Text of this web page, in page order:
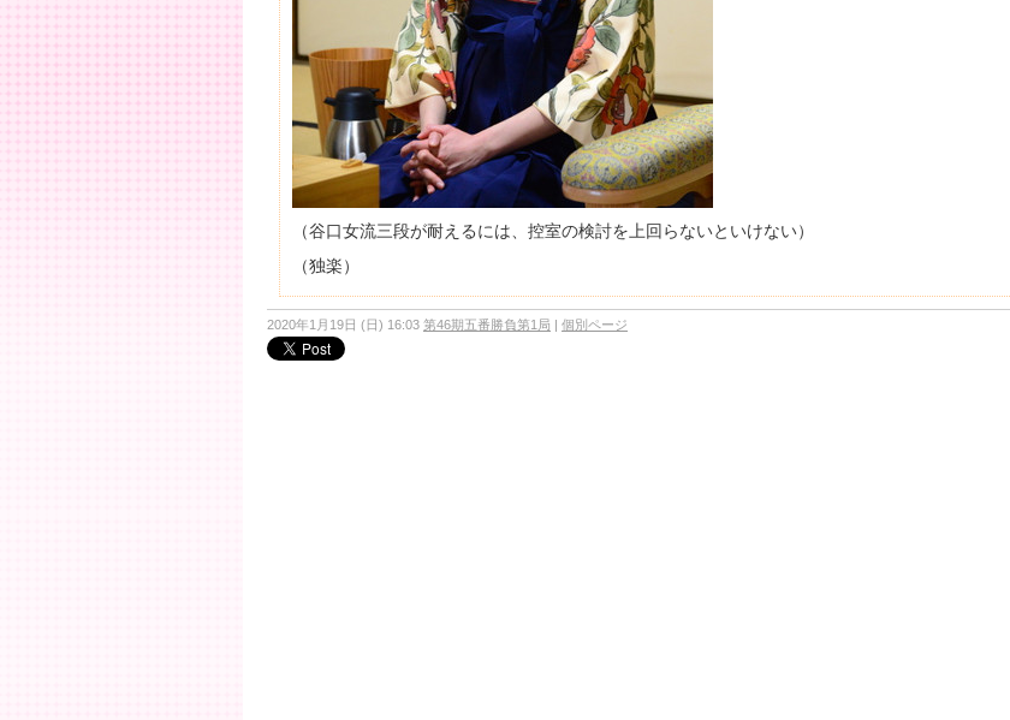
（谷口女流三段が耐えるには、控室の検討を上回らないといけない）
（独楽）
2020年1月19日 (日) 16:03 第46期五番勝負第1局 | 個別ページ